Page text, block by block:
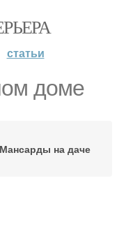
статьи
доме
Мансарды на даче